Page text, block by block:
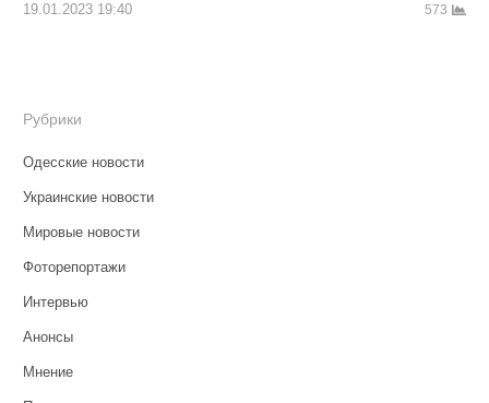
19.01.2023 19:40 573
Рубрики
Одесские новости
Украинские новости
Мировые новости
Фоторепортажи
Интервью
Анонсы
Мнение